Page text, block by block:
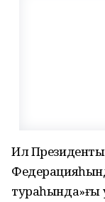
Ил Президенты
тураһында»ғы